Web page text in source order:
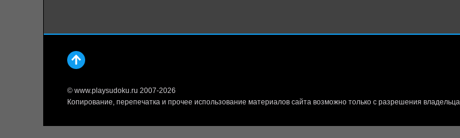
© www.playsudoku.ru 2007-2026
Копирование, перепечатка и прочее использование материалов сайта возможно только с разрешения владельца.